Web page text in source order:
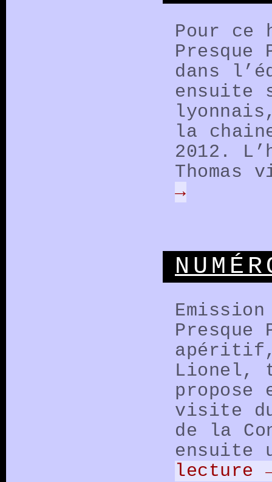
Pour ce
dans
ensuite
la
2012.
Thomas
→
Presque
apéritif,
Lionel,
propose
visite
de la
ensuite
lecture